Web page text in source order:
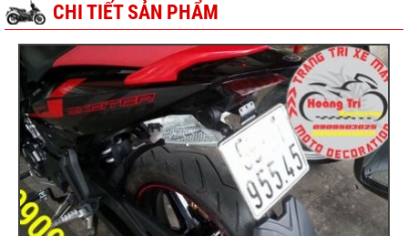
CHI TIẾT SẢN PHẨM